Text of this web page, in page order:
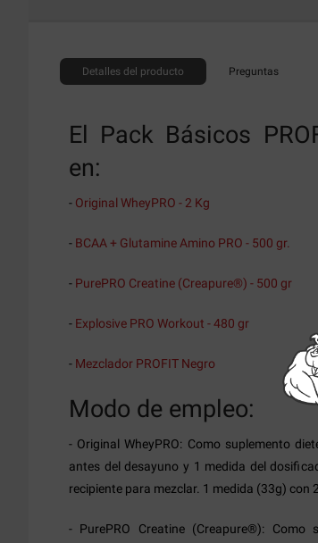
Detalles del producto Preguntas
El Pack Básicos
en:
- Original WheyPRO - 2 Kg
- BCAA + Glutamine Amino PRO - 500 gr.
- PurePRO Creatine (Creapure®) - 500 gr
- Explosive PRO Workout - 480 gr
- Mezclador PROFIT Negro
Modo de empleo:
- Original WheyPRO: Como suplemento
antes del desayuno y 1 medida del
recipiente para mezclar. 1 medida (33g) con
- PurePRO Creatine (Creapure®): Como